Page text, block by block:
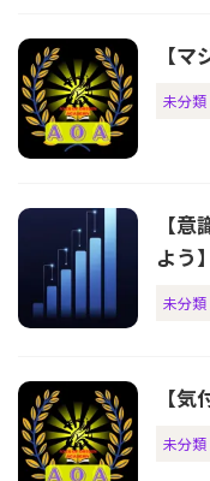
【
未分類
【
よう】
未分類
【
未分類